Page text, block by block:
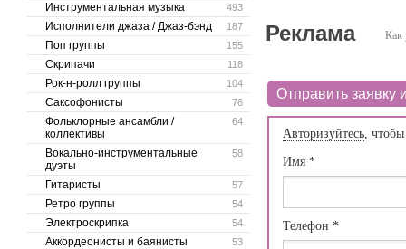
493
Инструментальная музыка
187
Исполнители джаза / Джаз-бэнд
155
Поп группы
118
Скрипачи
104
Рок-н-ролл группы
76
Саксофонисты
64
Фольклорные ансамбли /
коллективы
58
Вокально-инструментальные
дуэты
57
Гитаристы
54
Ретро группы
54
Электроскрипка
53
Аккордеонисты и баянисты
Как
Реклама
Отправить заявку
Авторизуйтесь,
Имя *
Телефон *